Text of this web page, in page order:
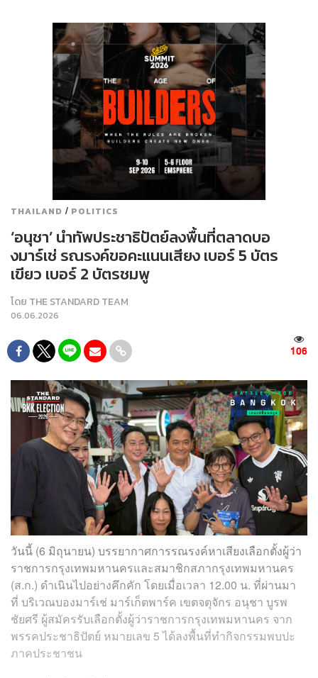
THAILAND / POLITICS
‘อนุชา’ นำทัพประชาธิปัตย์ลงพื้นที่ตลาดบอ
งมาร์เช่ รณรงค์ขอคะแนนเสียง เบอร์ 5 บัตร
เขียว เบอร์ 2 บัตรชมพู
โดย THE STANDARD TEAM
06.06.2026
106
วันนี้ (6 มิถุนายน) บรรยากาศการรณรงค์หาเสียงเลือกตั้งผู้ว่า
ราชการกรุงเทพมหานครและสมาชิกสภากรุงเทพมหานคร
(ส.ก.) ดำเนินไปอย่างคึกคัก โดยเมื่อเวลา 12.00 น. ที่ผ่านมา
ที่ บริเวณบองมาร์เช่ มาร์เก็ตพาร์ค เขตจตุจักร อนุชา บูรพ
ชัยศรี ผู้สมัครรับเลือกตั้งผู้ว่าราชการกรุงเทพมหานคร จาก
พรรคประชาธิปัตย์ หมายเลข 5 ได้ลงพื้นที่ทำกิจกรรมพบปะ
ภาคประชาชน